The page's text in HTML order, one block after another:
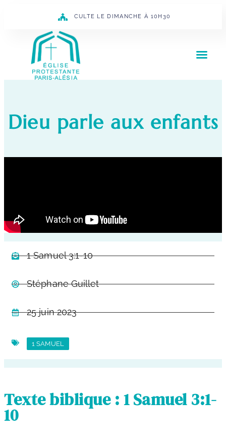
CULTE LE DIMANCHE À 10H30
Dieu parle aux enfants
1 Samuel 3:1-10
Stéphane Guillet
25 juin 2023
1 SAMUEL
Texte biblique : 1 Samuel 3:1-
10